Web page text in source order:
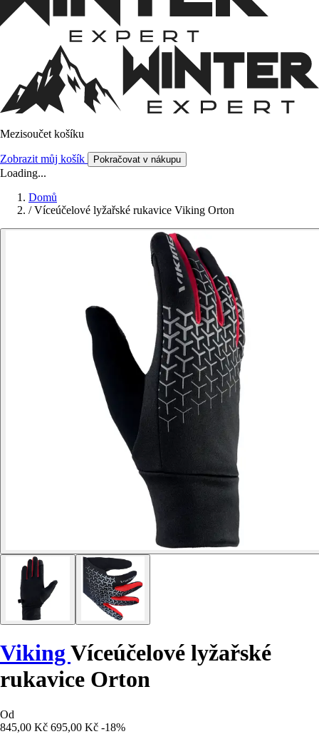
Mezisoučet košíku
Zobrazit můj košík Pokračovat v nákupu
Loading...
Domů
/ Víceúčelové lyžařské rukavice Viking Orton
VikingVíceúčelové lyžařské
rukavice Orton
Od
845,00 Kč 695,00 Kč -18%